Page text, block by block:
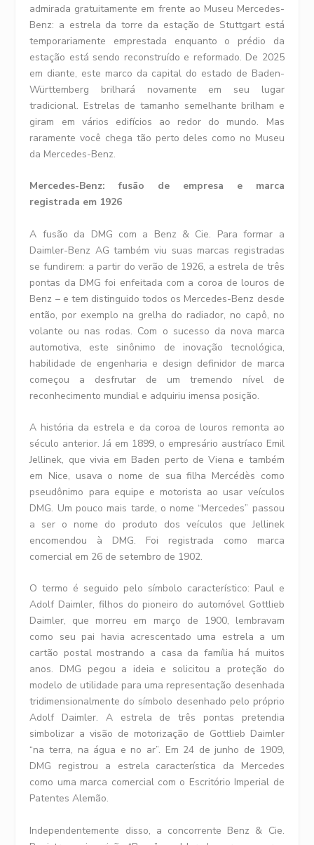
admirada gratuitamente em frente ao Museu Mercedes-
Benz: a estrela da torre da estação de Stuttgart está
temporariamente emprestada enquanto o prédio da
estação está sendo reconstruído e reformado. De 2025
em diante, este marco da capital do estado de Baden-
Württemberg brilhará novamente em seu lugar
tradicional. Estrelas de tamanho semelhante brilham e
giram em vários edifícios ao redor do mundo. Mas
raramente você chega tão perto deles como no Museu
da Mercedes-Benz.
Mercedes-Benz: fusão de empresa e marca
registrada em 1926
A fusão da DMG com a Benz & Cie. Para formar a
Daimler-Benz AG também viu suas marcas registradas
se fundirem: a partir do verão de 1926, a estrela de três
pontas da DMG foi enfeitada com a coroa de louros de
Benz – e tem distinguido todos os Mercedes-Benz desde
então, por exemplo na grelha do radiador, no capô, no
volante ou nas rodas. Com o sucesso da nova marca
automotiva, este sinônimo de inovação tecnológica,
habilidade de engenharia e design definidor de marca
começou a desfrutar de um tremendo nível de
reconhecimento mundial e adquiriu imensa posição.
A história da estrela e da coroa de louros remonta ao
século anterior. Já em 1899, o empresário austríaco Emil
Jellinek, que vivia em Baden perto de Viena e também
em Nice, usava o nome de sua filha Mercédès como
pseudônimo para equipe e motorista ao usar veículos
DMG. Um pouco mais tarde, o nome “Mercedes” passou
a ser o nome do produto dos veículos que Jellinek
encomendou à DMG. Foi registrada como marca
comercial em 26 de setembro de 1902.
O termo é seguido pelo símbolo característico: Paul e
Adolf Daimler, filhos do pioneiro do automóvel Gottlieb
Daimler, que morreu em março de 1900, lembravam
como seu pai havia acrescentado uma estrela a um
cartão postal mostrando a casa da família há muitos
anos. DMG pegou a ideia e solicitou a proteção do
modelo de utilidade para uma representação desenhada
tridimensionalmente do símbolo desenhado pelo próprio
Adolf Daimler. A estrela de três pontas pretendia
simbolizar a visão de motorização de Gottlieb Daimler
“na terra, na água e no ar”. Em 24 de junho de 1909,
DMG registrou a estrela característica da Mercedes
como uma marca comercial com o Escritório Imperial de
Patentes Alemão.
Independentemente disso, a concorrente Benz & Cie.